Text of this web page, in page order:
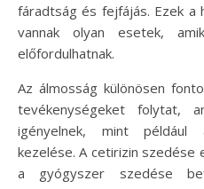
fáradtság és fejfájás. Ezek a
vannak olyan esetek,
előfordulhatnak.
Az álmosság különösen
tevékenységeket folytat,
igényelnek, mint például
kezelése. A cetirizin
a gyógyszer szedése